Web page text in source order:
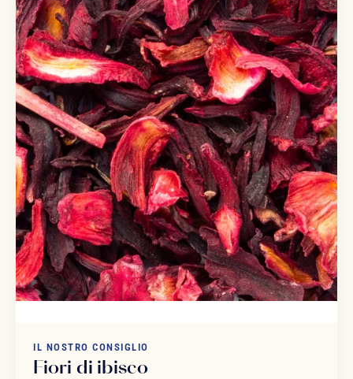
IL NOSTRO CONSIGLIO
Fiori di ibisco